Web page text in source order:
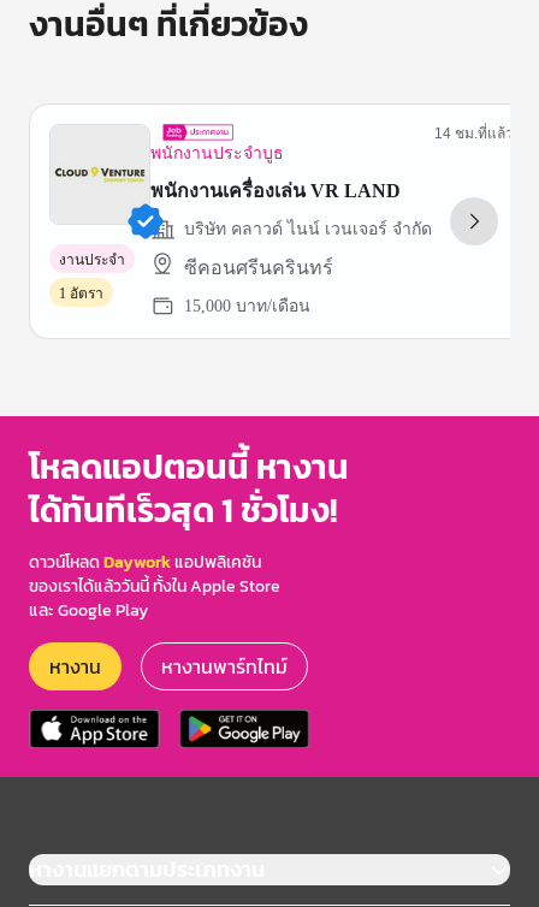
งานอื่นๆ ที่เกี่ยวข้อง
พนักงานประจำบูธ
14 ชม.ที่แล้ว
พนักงานเครื่องเล่น VR LAND
บริษัท คลาวด์ ไนน์ เวนเจอร์ จํากัด
ซีคอนศรีนครินทร์
15,000 บาท/เดือน
งานประจำ
1 อัตรา
of
โหลดแอปตอนนี้ หางาน
ได้ทันทีเร็วสุด 1 ชั่วโมง!
ดาวน์โหลดDayworkแอปพลิเคชัน
ของเราได้แล้ววันนี้ ทั้งใน Apple Store
และ Google Play
หางาน หางานพาร์ทไทม์
หางานแยกตามประเภทงาน